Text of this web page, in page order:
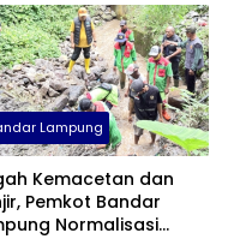
Lampung
Kemacetan dan
Pemkot Bandar
Normalisasi